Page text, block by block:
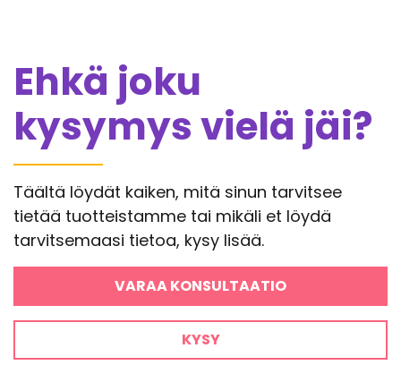
Ehkä joku
kysymys vielä jäi?
Täältä löydät kaiken, mitä sinun tarvitsee
tietää tuotteistamme tai mikäli et löydä
tarvitsemaasi tietoa, kysy lisää.
VARAA KONSULTAATIO
KYSY